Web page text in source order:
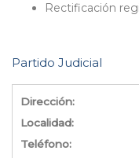
Rectificación
Partido Judicial
Dirección:
Localidad:
Teléfono: